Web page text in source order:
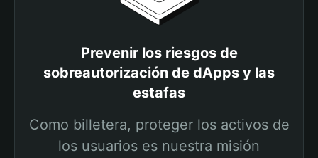
Prevenir los riesgos de
sobreautorización de dApps y las
estafas
Como billetera, proteger los activos de
los usuarios es nuestra misión